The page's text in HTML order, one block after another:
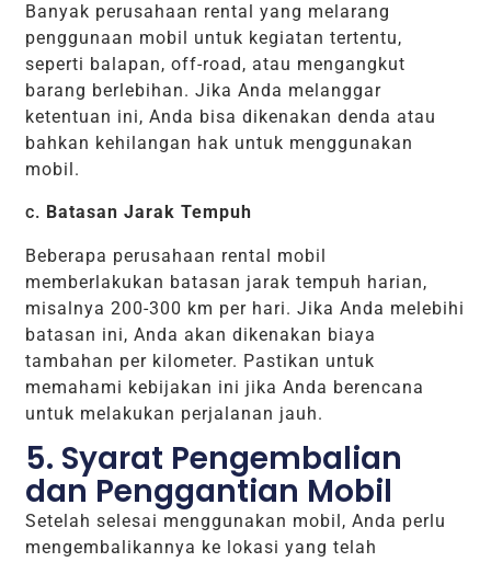
Banyak perusahaan rental yang melarang
penggunaan mobil untuk kegiatan tertentu,
seperti balapan, off-road, atau mengangkut
barang berlebihan. Jika Anda melanggar
ketentuan ini, Anda bisa dikenakan denda atau
bahkan kehilangan hak untuk menggunakan
mobil.
c. Batasan Jarak Tempuh
Beberapa perusahaan rental mobil
memberlakukan batasan jarak tempuh harian,
misalnya 200-300 km per hari. Jika Anda melebihi
batasan ini, Anda akan dikenakan biaya
tambahan per kilometer. Pastikan untuk
memahami kebijakan ini jika Anda berencana
untuk melakukan perjalanan jauh.
5. Syarat Pengembalian
dan Penggantian Mobil
Setelah selesai menggunakan mobil, Anda perlu
mengembalikannya ke lokasi yang telah